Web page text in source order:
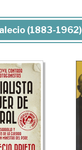
(1883-1962)